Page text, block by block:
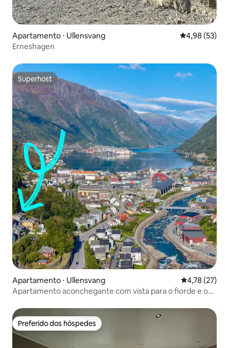
Apartamento ⋅ Ullensvang 4,98 de uma
4,98 (53)
Erneshagen
Superhost
Superhost
Apartamento ⋅ Ullensvang 4,78 de uma
4,78 (27)
Apartamento aconchegante com vista para o fiorde e o
Preferido dos hóspedes
Preferido dos hóspedes